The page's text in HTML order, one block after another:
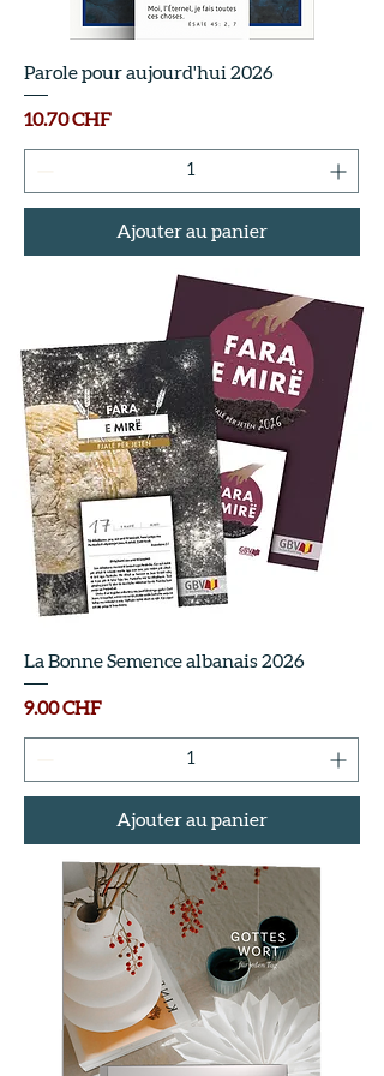
Parole pour aujourd'hui 2026
Prix
10.70 CHF
Ajouter au panier
La Bonne Semence albanais 2026
Prix
9.00 CHF
Ajouter au panier